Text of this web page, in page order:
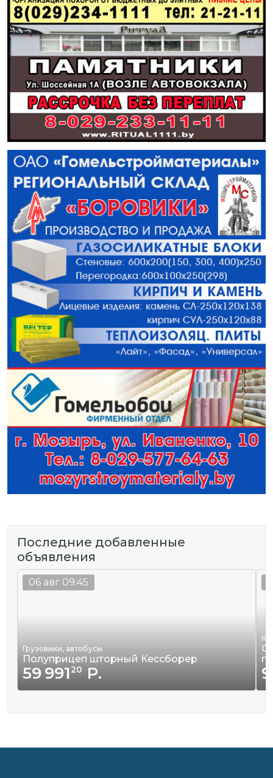
Последние добавленные
объявления
Грузовики, автобусы
Полуприцеп шторный Кессборер
59 99120Р.
06 авг 09:45